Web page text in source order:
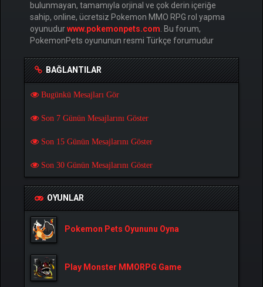
bulunmayan, tamamıyla orjinal ve çok derin içeriğe
sahip, online, ücretsiz Pokemon MMO RPG rol yapma
oyunudurwww.pokemonpets.com. Bu forum,
PokemonPets oyununun resmi Türkçe forumudur
BAĞLANTILAR
Bugünkü Mesajları Gör
Son 7 Günün Mesajlarını Göster
Son 15 Günün Mesajlarını Göster
Son 30 Günün Mesajlarını Göster
OYUNLAR
Pokemon Pets Oyununu Oyna
Play Monster MMORPG Game